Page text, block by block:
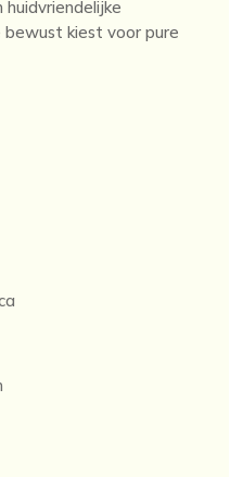
kiest voor pure